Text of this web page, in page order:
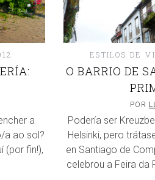
a
a ao sol?
(por fin!),
ESTILOS DE
O BARRIO DE
POR
Podería ser
Helsinki, pero
en Santiago de
celebrou a Feira da